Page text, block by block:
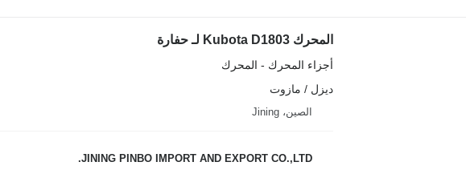
المحرك Kubota D1803 لـ حفارة
أجزاء المحرك - المحرك
ديزل / مازوت
الصين، Jining
JINING PINBO IMPORT AND EXPORT CO.,LTD.